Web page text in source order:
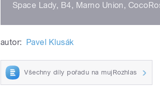
Space Lady, B4, Marno Union,
autor: Pavel Klusák
Všechny díly pořadu na mujRozhlas